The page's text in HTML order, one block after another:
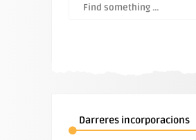
Darreres incorporacions